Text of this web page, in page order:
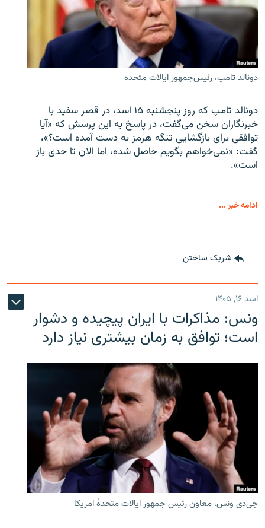
دونالد تامپ، رئیس‌جمهور ایالات متحده
دونالد تامپ که روز پنجشنبه ۱۵ اسد، در قصر سفید با
خبرنگاران سخن می‌گفت، در پاسخ به این پرسش که «آیا
توافقی برای بازگشایی تنگه هرمز به دست آمده است؟»،
گفت: «نمی‌خواهم بگویم حاصل شده، اما الان تا حدی باز
است».
ادامه خبر ...
شریک ساختن
اسد ۱۶, ۱۴۰۵
ونس: مذاکرات با ایران پیچیده و دشوار
است؛ توافق به زمان بیشتری نیاز دارد
جی‌دی ونس، معاون رئیس جمهور ایالات متحدۀ امریکا